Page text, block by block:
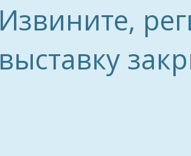
Извините,
выставку